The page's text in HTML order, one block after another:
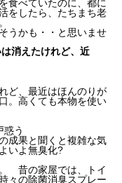
食べていたのに、都に
をしたら、たちまち老
うかも・・と思いませ
消えたけれど、近
ど、最近はほんのりが
。高くても本物を使い
惑う
成果と聞くと複雑な気
いよ無臭化?
昔の家屋では、トイ
々の除菌消臭スプレー